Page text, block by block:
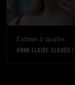
Extase à quatre
ANNA CLAIRE CLOUDS |